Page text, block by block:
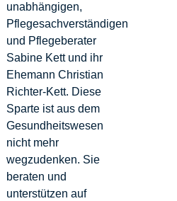
unabhängigen,
Pflegesachverständigen
und Pflegeberater
Sabine Kett und ihr
Ehemann Christian
Richter-Kett. Diese
Sparte ist aus dem
Gesundheitswesen
nicht mehr
wegzudenken. Sie
beraten und
unterstützen auf